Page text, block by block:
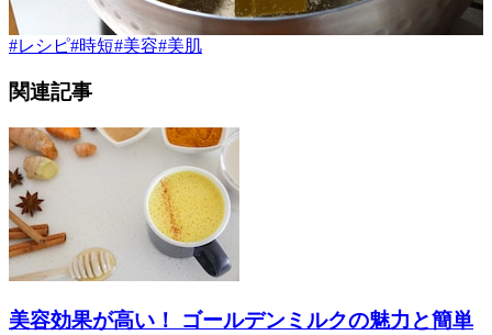
#レシピ#時短#美容#美肌
関連記事
美容効果が高い！ ゴールデンミルクの魅力と簡単